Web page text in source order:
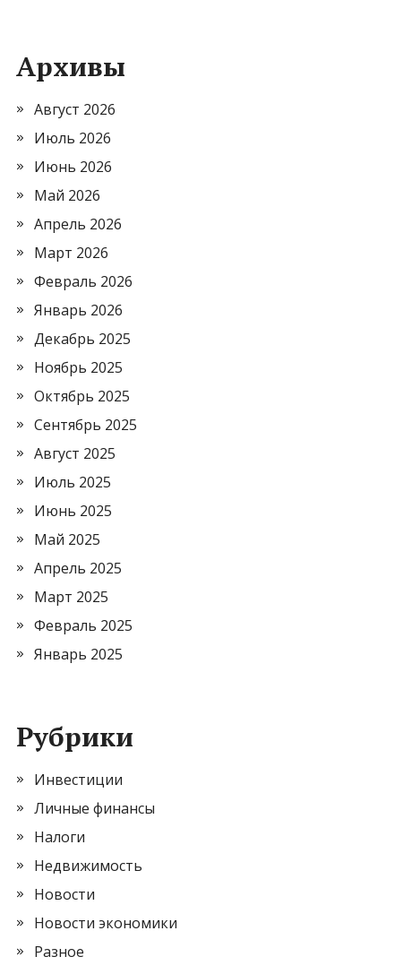
Архивы
Август 2026
Июль 2026
Июнь 2026
Май 2026
Апрель 2026
Март 2026
Февраль 2026
Январь 2026
Декабрь 2025
Ноябрь 2025
Октябрь 2025
Сентябрь 2025
Август 2025
Июль 2025
Июнь 2025
Май 2025
Апрель 2025
Март 2025
Февраль 2025
Январь 2025
Рубрики
Инвестиции
Личные финансы
Налоги
Недвижимость
Новости
Новости экономики
Разное